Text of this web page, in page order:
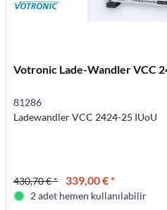
Votronic Lade-Wandler VCC
81286
Ladewandler VCC 2424-25 IUoU
430,70 € * 339,00 € *
2 adet hemen kullanılabilir